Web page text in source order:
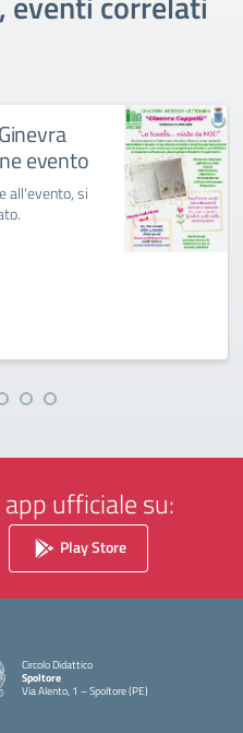
evento
all'evento, si
ufficiale su:
Play Store
Circolo Didattico
Spoltore
Via Alento, 1 – Spoltore (PE)